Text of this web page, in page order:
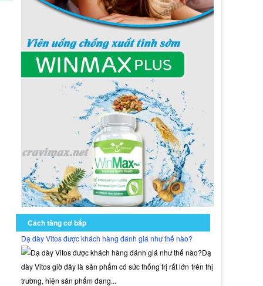
Cách tăng cơ bắp
Dạ dày Vitos được khách hàng đánh giá như thế nào?
Dạ
dày Vitos giờ đây là sản phẩm có sức thống trị rất lớn trên thị
trường, hiện sản phẩm đang...